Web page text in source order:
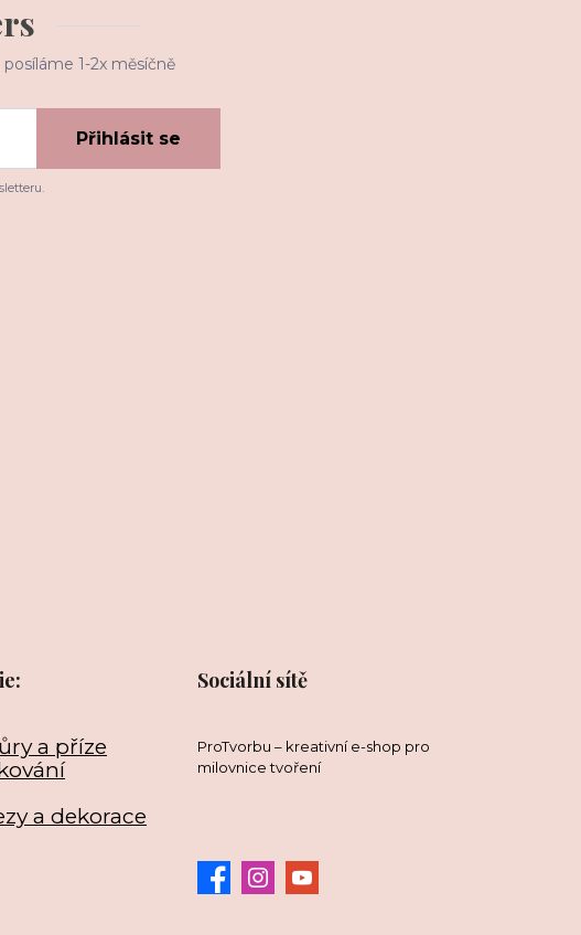
1-2x měsíčně
Přihlásit se
a příze
a dekorace
Sociální sítě
ProTvorbu – kreativní e-shop pro
milovnice tvoření